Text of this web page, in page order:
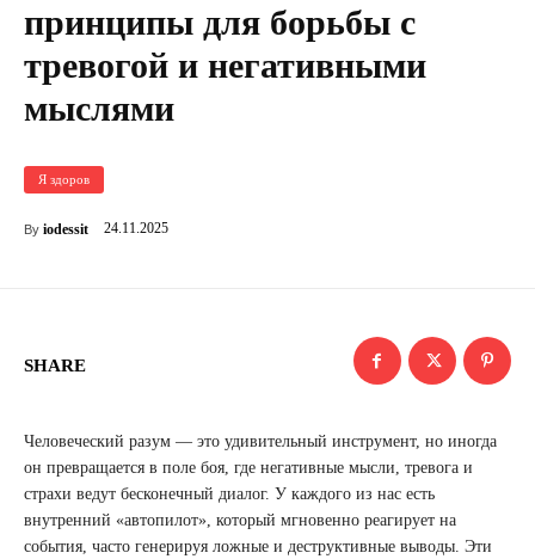
принципы для борьбы с
тревогой и негативными
мыслями
Я здоров
By iodessit 24.11.2025
SHARE
Человеческий разум — это удивительный инструмент, но иногда
он превращается в поле боя, где негативные мысли, тревога и
страхи ведут бесконечный диалог. У каждого из нас есть
внутренний «автопилот», который мгновенно реагирует на
события, часто генерируя ложные и деструктивные выводы. Эти